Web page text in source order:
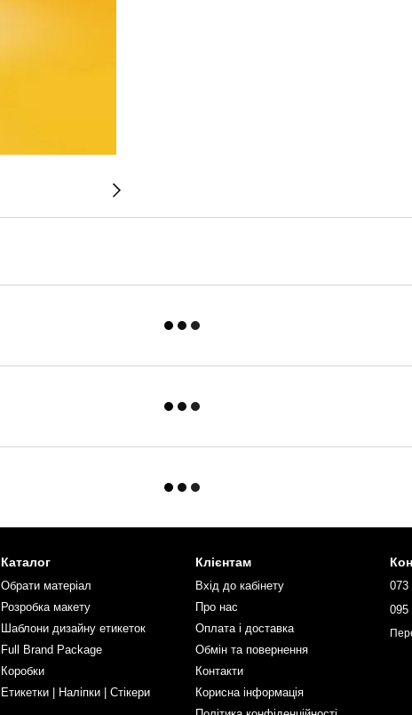
Каталог
Обрати матеріал
Розробка макету
Шаблони дизайну етикеток
Full Brand Package
Коробки
Етикетки | Наліпки | Стікери
Клієнтам
Вхід до кабінету
Про нас
Оплата і доставка
Обмін та повернення
Контакти
Корисна інформація
073
095